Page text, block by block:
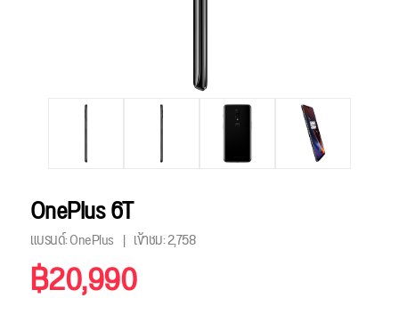
OnePlus 6T
แบรนด์: OnePlus เข้าชม:2,758
฿20,990